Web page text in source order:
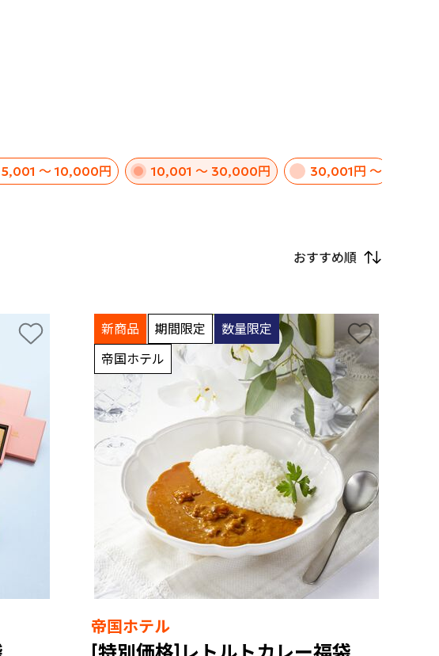
5,001 ～ 10,000円 10,001 ～ 30,000円 30,001円 ～
おすすめ順
新商品 期間限定
数量限定
帝国ホテル
帝国ホテル